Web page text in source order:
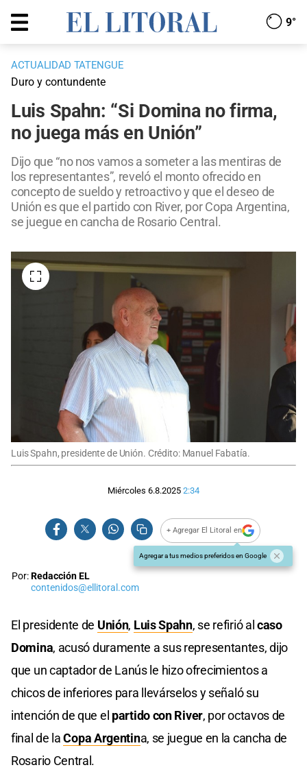
9°
ACTUALIDAD TATENGUE
Duro y contundente
Luis Spahn: “Si Domina no firma,
no juega más en Unión”
Dijo que “no nos vamos a someter a las mentiras de
los representantes”, reveló el monto ofrecido en
concepto de sueldo y retroactivo y que el deseo de
Unión es que el partido con River, por Copa Argentina,
se juegue en cancha de Rosario Central.
Luis Spahn, presidente de Unión. Crédito: Manuel Fabatía.
Miércoles 6.8.2025 2:34
+ Agregar El Litoral en
Agregar a tus medios preferidos en Google
Por:Redacción EL
contenidos@ellitoral.com
El presidente de Unión, Luis Spahn, se refirió alcaso
Domina, acusó duramente a sus representantes, dijo
que un captador de Lanús le hizo ofrecimientos a
chicos de inferiores para llevárselos y señaló su
intención de que el partido con River, por octavos de
final de laCopa Argentina, se juegue en la cancha de
Rosario Central.